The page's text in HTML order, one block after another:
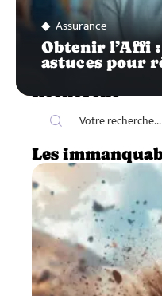
Assurance
Obtenir l’Affi
astuces pour
Les